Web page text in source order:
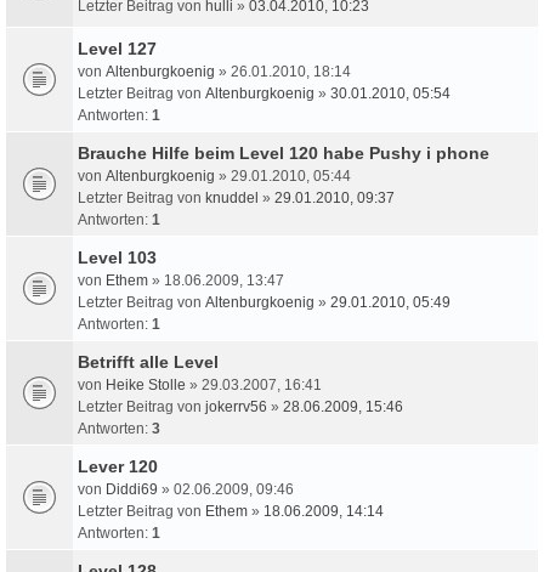
Letzter Beitrag von hulli » 03.04.2010, 10:23
Level 127
von Altenburgkoenig » 26.01.2010, 18:14
Letzter Beitrag von Altenburgkoenig » 30.01.2010, 05:54
Antworten: 1
Brauche Hilfe beim Level 120 habe Pushy i phone
von Altenburgkoenig » 29.01.2010, 05:44
Letzter Beitrag von knuddel » 29.01.2010, 09:37
Antworten: 1
Level 103
von Ethem » 18.06.2009, 13:47
Letzter Beitrag von Altenburgkoenig » 29.01.2010, 05:49
Antworten: 1
Betrifft alle Level
von Heike Stolle » 29.03.2007, 16:41
Letzter Beitrag von jokerrv56 » 28.06.2009, 15:46
Antworten: 3
Lever 120
von Diddi69 » 02.06.2009, 09:46
Letzter Beitrag von Ethem » 18.06.2009, 14:14
Antworten: 1